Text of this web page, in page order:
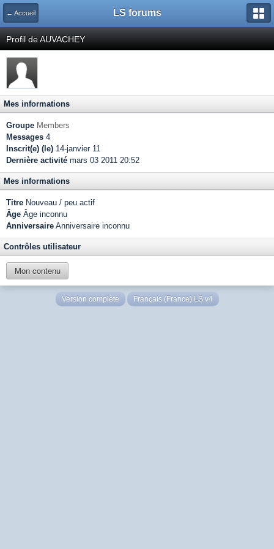
← Accueil LS forums
Profil de AUVACHEY
Mes informations
Groupe Members
Messages 4
Inscrit(e) (le) 14-janvier 11
Dernière activité mars 03 2011 20:52
Mes informations
Titre Nouveau / peu actif
Âge Âge inconnu
Anniversaire Anniversaire inconnu
Contrôles utilisateur
Mon contenu
Version complète Français (France) LS v4